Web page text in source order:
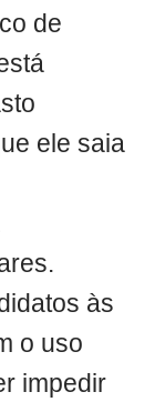
de
ele saia
às
o uso
impedir